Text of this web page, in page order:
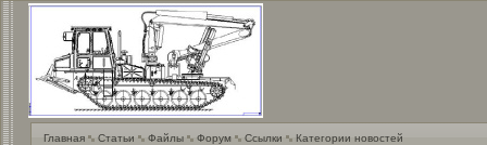
Главная Статьи Файлы Форум Ссылки Категории новостей